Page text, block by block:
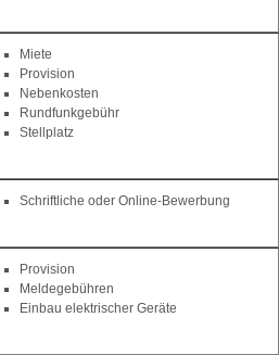
Miete
Provision
Nebenkosten
Rundfunkgebühr
Stellplatz
Schriftliche oder Online-Bewerbung
Provision
Meldegebühren
Einbau elektrischer Geräte